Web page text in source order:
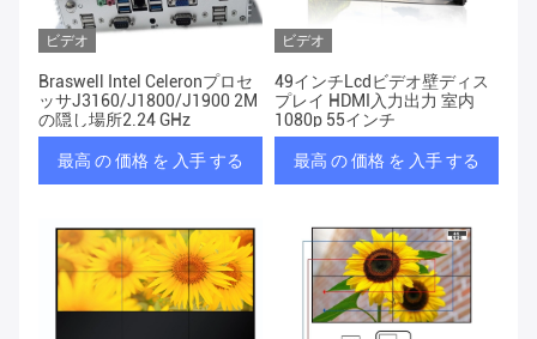
ビデオ
Braswell Intel Celeronプロセ
ッサJ3160/J1800/J1900 2M
の隠し場所2.24 GHz
最高 の 価格 を 入手 する
ビデオ
49インチLcdビデオ壁ディス
プレイ HDMI入力出力 室内
1080p 55インチ
最高 の 価格 を 入手 する